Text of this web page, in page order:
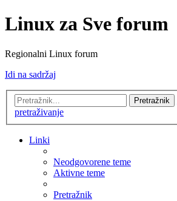
Linux za Sve forum
Regionalni Linux forum
Idi na sadržaj
Pretražnik
pretraživanje
Linki
Neodgovorene teme
Aktivne teme
Pretražnik